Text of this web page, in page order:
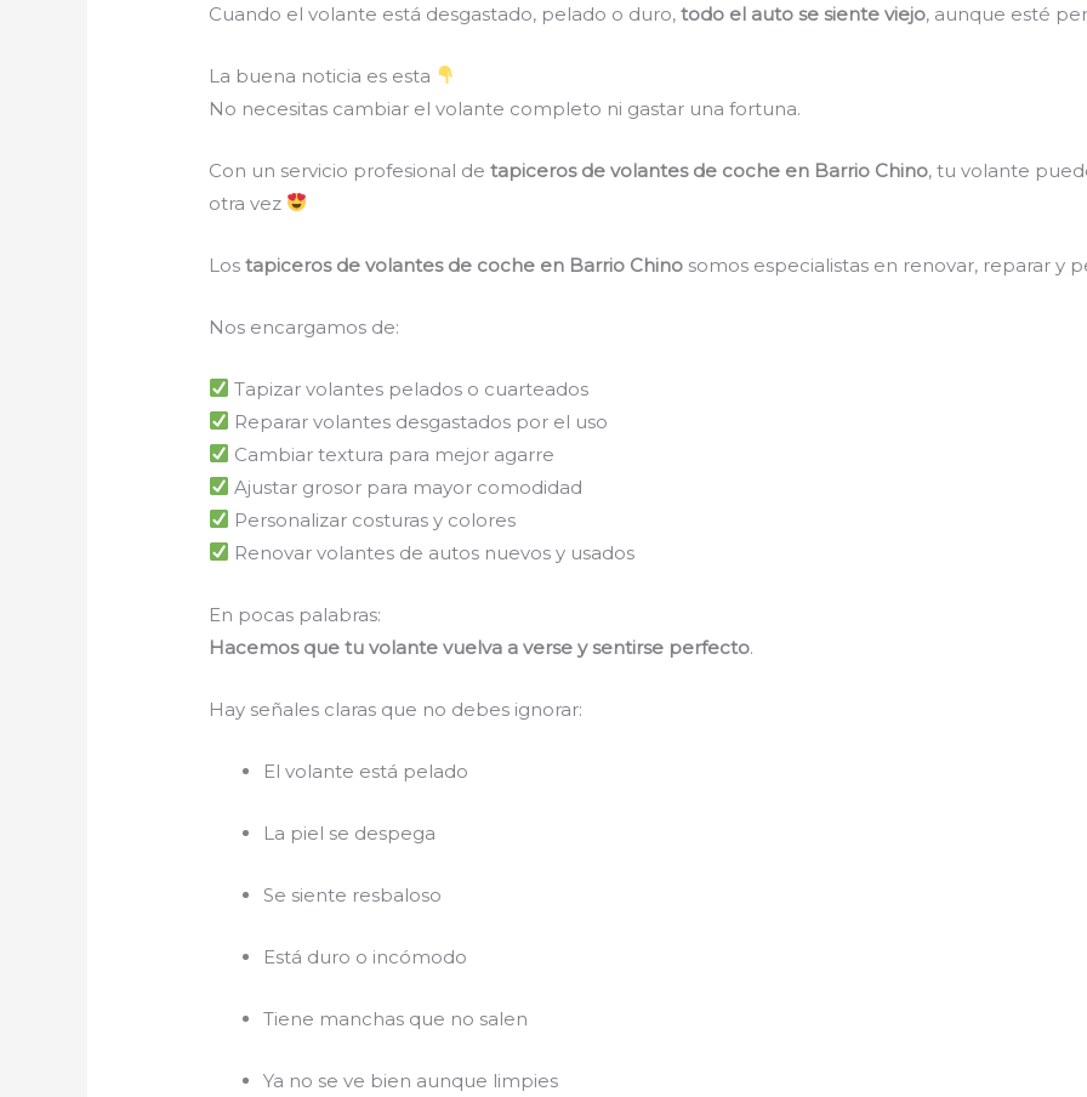
Cuando el volante está desgastado, pelado o duro,todo el auto se siente viejo, aunque esté
La buena noticia es esta
No necesitas cambiar el volante completo ni gastar una fortuna.
Con un servicio profesional detapiceros de volantes de coche en Barrio Chino, tu volante
otra vez
Lostapiceros de volantes de coche en Barrio Chino somos especialistas en renovar, reparar y
Nos encargamos de:
Tapizar volantes pelados o cuarteados
Reparar volantes desgastados por el uso
Cambiar textura para mejor agarre
Ajustar grosor para mayor comodidad
Personalizar costuras y colores
Renovar volantes de autos nuevos y usados
En pocas palabras:
Hacemos que tu volante vuelva a verse y sentirse perfecto.
Hay señales claras que no debes ignorar:
El volante está pelado
La piel se despega
Se siente resbaloso
Está duro o incómodo
Tiene manchas que no salen
Ya no se ve bien aunque limpies